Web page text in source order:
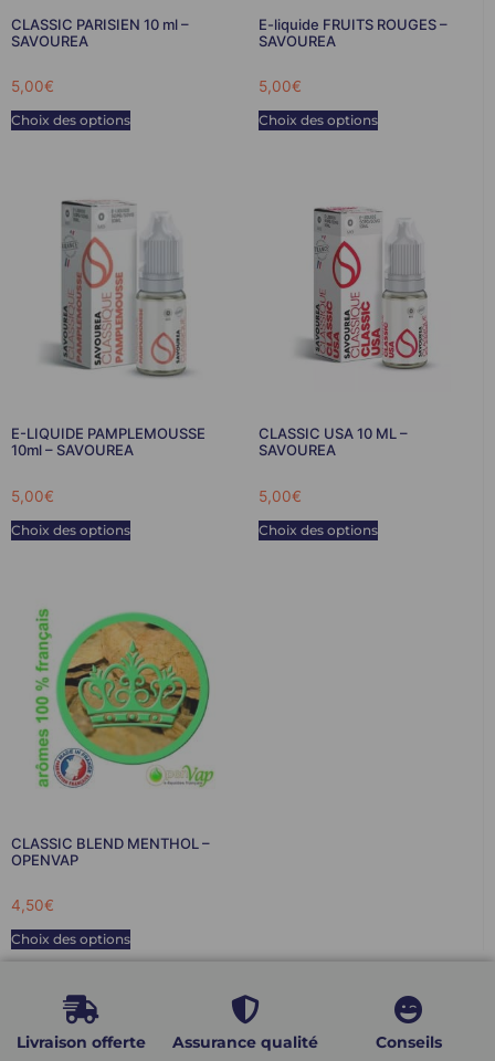
CLASSIC PARISIEN 10 ml –
SAVOUREA
5,00€
Choix des options
E-liquide FRUITS ROUGES –
SAVOUREA
5,00€
Choix des options
E-LIQUIDE PAMPLEMOUSSE
10ml – SAVOUREA
5,00€
Choix des options
CLASSIC USA 10 ML –
SAVOUREA
5,00€
Choix des options
CLASSIC BLEND MENTHOL –
OPENVAP
4,50€
Choix des options
Livraison offerte Assurance qualité Conseils